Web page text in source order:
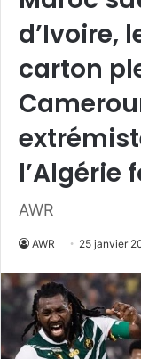
d’Ivoire,
carton
l’Algérie
AWR
AWR 25 janvier